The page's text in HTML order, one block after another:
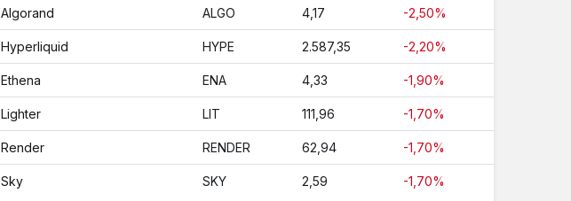
Algorand ALGO 4,17 -2,50%
Hyperliquid HYPE 2.587,35 -2,20%
Ethena ENA 4,33 -1,90%
Lighter LIT 111,96 -1,70%
Render RENDER 62,94 -1,70%
Sky SKY 2,59 -1,70%